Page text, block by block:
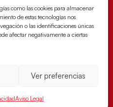
como las cookies para almacenar
de estas tecnologías nos
o las identificaciones únicas
afectar negativamente a ciertas
Ver preferencias
Aviso Legal